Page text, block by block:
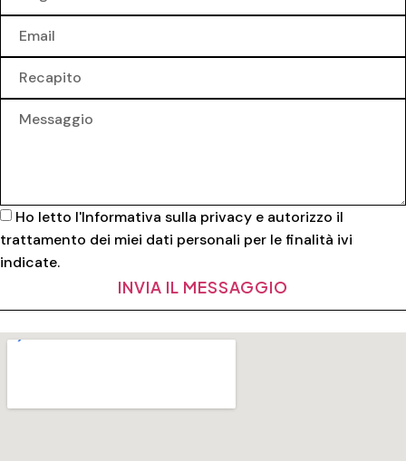
Ho letto l'Informativa sulla privacy e autorizzo il
trattamento dei miei dati personali per le finalità ivi
indicate.
INVIA IL MESSAGGIO